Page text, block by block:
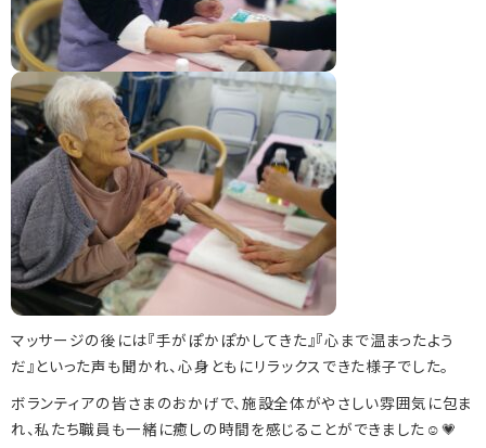
マッサージの後には『手がぽかぽかしてきた』『心まで温まったよう
だ』といった声も聞かれ、心身ともにリラックスできた様子でした。
ボランティアの皆さまのおかげで、施設全体がやさしい雰囲気に包ま
れ、私たち職員も一緒に癒しの時間を感じることができました☺️💗